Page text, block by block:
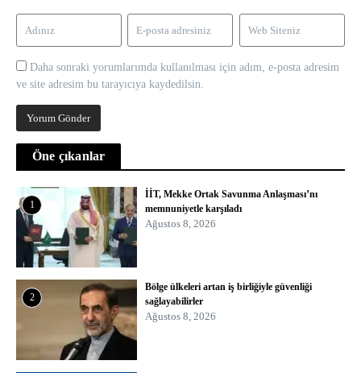
Daha sonraki yorumlarımda kullanılması için adım, e-posta adresim
ve site adresim bu tarayıcıya kaydedilsin.
Öne çıkanlar
1
İİT, Mekke Ortak Savunma Anlaşması’nı
memnuniyetle karşıladı
Ağustos 8, 2026
2
Bölge ülkeleri artan iş birliğiyle güvenliği
sağlayabilirler
Ağustos 8, 2026